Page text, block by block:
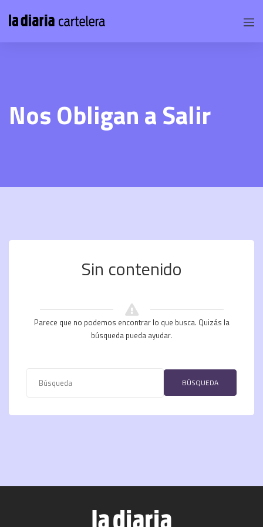
Nos Obligan a Salir
Sin contenido
Parece que no podemos encontrar lo que busca. Quizás la
búsqueda pueda ayudar.
BÚSQUEDA